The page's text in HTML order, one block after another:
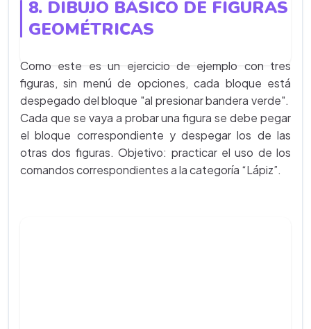
8. DIBUJO BÁSICO DE FIGURAS
GEOMÉTRICAS
Como este es un ejercicio de ejemplo con tres
figuras, sin menú de opciones, cada bloque está
despegado del bloque "al presionar bandera verde".
Cada que se vaya a probar una figura se debe pegar
el bloque correspondiente y despegar los de las
otras dos figuras. Objetivo: practicar el uso de los
comandos correspondientes a la categoría “Lápiz”.